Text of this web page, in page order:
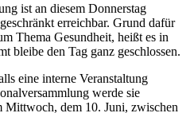
ist an diesem Donnerstag
erreichbar. Grund dafür
Thema Gesundheit, heißt es in
bleibe den Tag ganz geschlossen.
eine interne Veranstaltung
werde sie
Mittwoch, dem 10. Juni, zwischen